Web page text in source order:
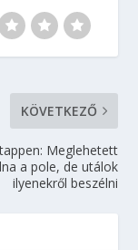
KÖVETKEZŐ
Meglehetett
a pole, de utálok
ilyenekről beszélni